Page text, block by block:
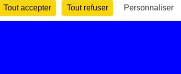
Tout accepter Tout refuser Personnaliser